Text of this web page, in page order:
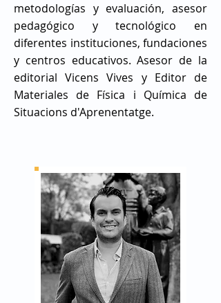
metodologías y evaluación, asesor
pedagógico y tecnológico en
diferentes instituciones, fundaciones
y centros educativos. Asesor de la
editorial Vicens Vives y Editor de
Materiales de Física i Química de
Situacions d'Aprenentatge.